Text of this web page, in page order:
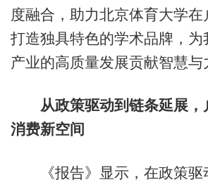
度融合，助力北京体育大学
打造独具特色的学术品牌，为
产业的高质量发展贡献智慧与
从政策驱动到链条延展
消费新空间
《报告》显示，在政策驱